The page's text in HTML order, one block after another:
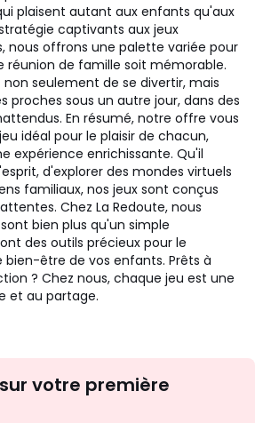
plaisent autant aux enfants qu'aux
captivants aux jeux
nous offrons une palette variée pour
réunion de famille soit mémorable.
seulement de se divertir, mais
proches sous un autre jour, dans des
En résumé, notre offre vous
idéal pour le plaisir de chacun,
expérience enrichissante. Qu'il
d'explorer des mondes virtuels
familiaux, nos jeux sont conçus
Chez La Redoute, nous
bien plus qu'un simple
des outils précieux pour le
être de vos enfants. Prêts à
? Chez nous, chaque jeu est une
et au partage.
d'inspirations
sur votre première